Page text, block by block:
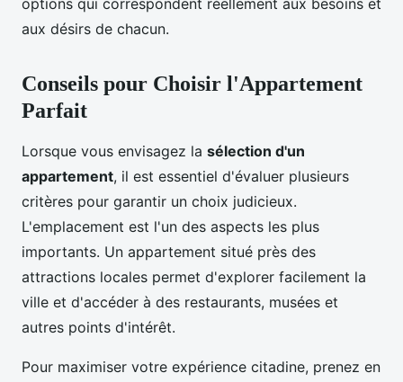
options qui correspondent réellement aux besoins et
aux désirs de chacun.
Conseils pour Choisir l'Appartement
Parfait
Lorsque vous envisagez la sélection d'un
appartement, il est essentiel d'évaluer plusieurs
critères pour garantir un choix judicieux.
L'emplacement est l'un des aspects les plus
importants. Un appartement situé près des
attractions locales permet d'explorer facilement la
ville et d'accéder à des restaurants, musées et
autres points d'intérêt.
Pour maximiser votre expérience citadine, prenez en